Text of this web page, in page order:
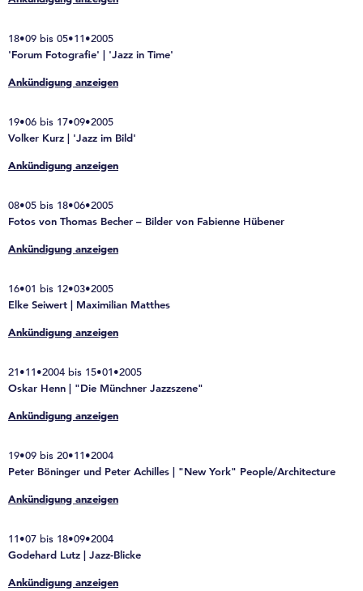
18•09 bis 05•11•2005
'Forum Fotografie' | 'Jazz in Time'
Ankündigung anzeigen
19•06 bis 17•09•2005
Volker Kurz | 'Jazz im Bild'
Ankündigung anzeigen
08•05 bis 18•06•2005
Fotos von Thomas Becher – Bilder von Fabienne Hübener
Ankündigung anzeigen
16•01 bis 12•03•2005
Elke Seiwert | Maximilian Matthes
Ankündigung anzeigen
21•11•2004 bis 15•01•2005
Oskar Henn | "Die Münchner Jazzszene"
Ankündigung anzeigen
19•09 bis 20•11•2004
Peter Böninger und Peter Achilles | "New York" People/Architecture
Ankündigung anzeigen
11•07 bis 18•09•2004
Godehard Lutz | Jazz-Blicke
Ankündigung anzeigen